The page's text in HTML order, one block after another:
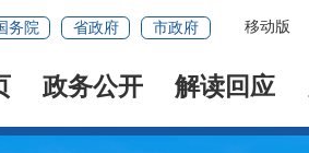
务院 省政府 市政府 移动版
政务公开 解读回应